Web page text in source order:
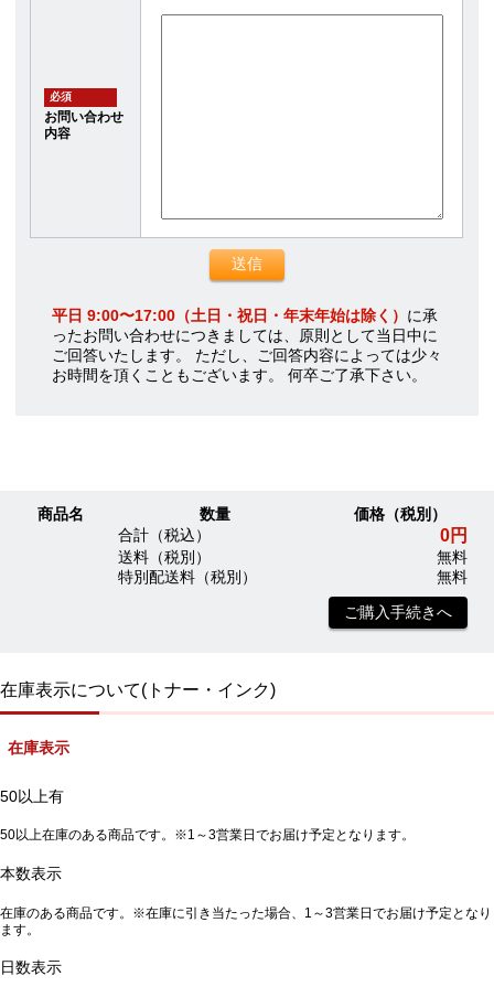
必須
お問い合わせ
内容
平日 9:00〜17:00（土日・祝日・年末年始は除く） に承
ったお問い合わせにつきましては、原則として当日中に
ご回答いたします。 ただし、ご回答内容によっては少々
お時間を頂くこともございます。 何卒ご了承下さい。
商品名 数量
価格（税別）
合計（税込）
0円
送料（税別）
無料
特別配送料（税別）
無料
ご購入手続きへ
在庫表示について(トナー・インク)
在庫表示
50以上有
50以上在庫のある商品です。※1～3営業日でお届け予定となります。
本数表示
在庫のある商品です。※在庫に引き当たった場合、1～3営業日でお届け予定となり
ます。
日数表示